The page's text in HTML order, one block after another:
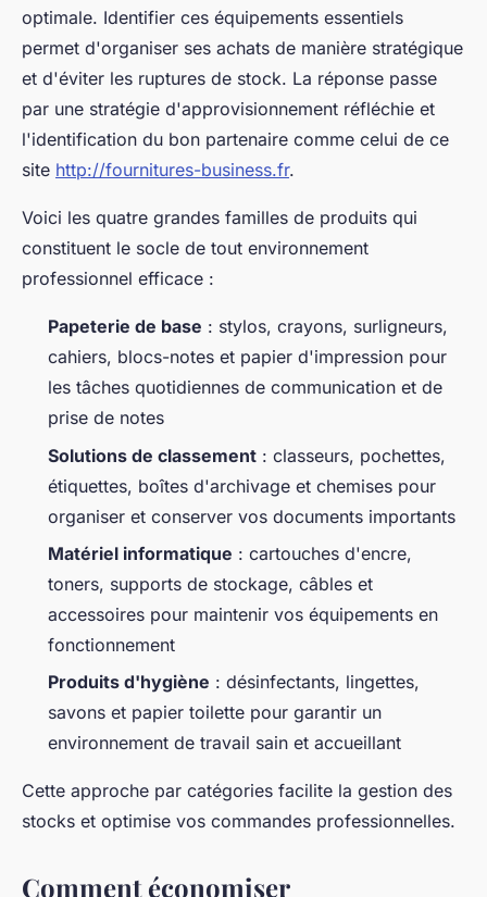
optimale. Identifier ces équipements essentiels
permet d'organiser ses achats de manière stratégique
et d'éviter les ruptures de stock. La réponse passe
par une stratégie d'approvisionnement réfléchie et
l'identification du bon partenaire comme celui de ce
site http://fournitures-business.fr.
Voici les quatre grandes familles de produits qui
constituent le socle de tout environnement
professionnel efficace :
Papeterie de base : stylos, crayons, surligneurs,
cahiers, blocs-notes et papier d'impression pour
les tâches quotidiennes de communication et de
prise de notes
Solutions de classement : classeurs, pochettes,
étiquettes, boîtes d'archivage et chemises pour
organiser et conserver vos documents importants
Matériel informatique : cartouches d'encre,
toners, supports de stockage, câbles et
accessoires pour maintenir vos équipements en
fonctionnement
Produits d'hygiène : désinfectants, lingettes,
savons et papier toilette pour garantir un
environnement de travail sain et accueillant
Cette approche par catégories facilite la gestion des
stocks et optimise vos commandes professionnelles.
Comment économiser